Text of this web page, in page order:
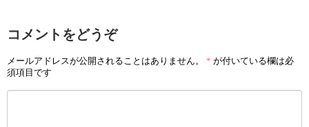
コメントをどうぞ
メールアドレスが公開されることはありません。 * が付いている欄は必
須項目です